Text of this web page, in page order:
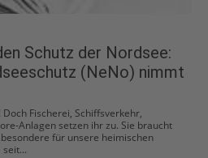
Schutz der Nordsee:
(NeNo) nimmt
Fischerei, Schiffsverkehr,
Anlagen setzen ihr zu. Sie braucht
für unsere heimischen